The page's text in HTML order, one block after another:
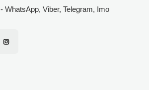
- WhatsApp, Viber, Telegram, Imo